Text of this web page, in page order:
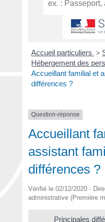
Accueil particuliers >
Hébergement des
Accueillant familial et
différences ?
Question-réponse
Accueillant
assistant
différences ?
Vérifié le 02/12/2020 -
administrative (Première
Principales